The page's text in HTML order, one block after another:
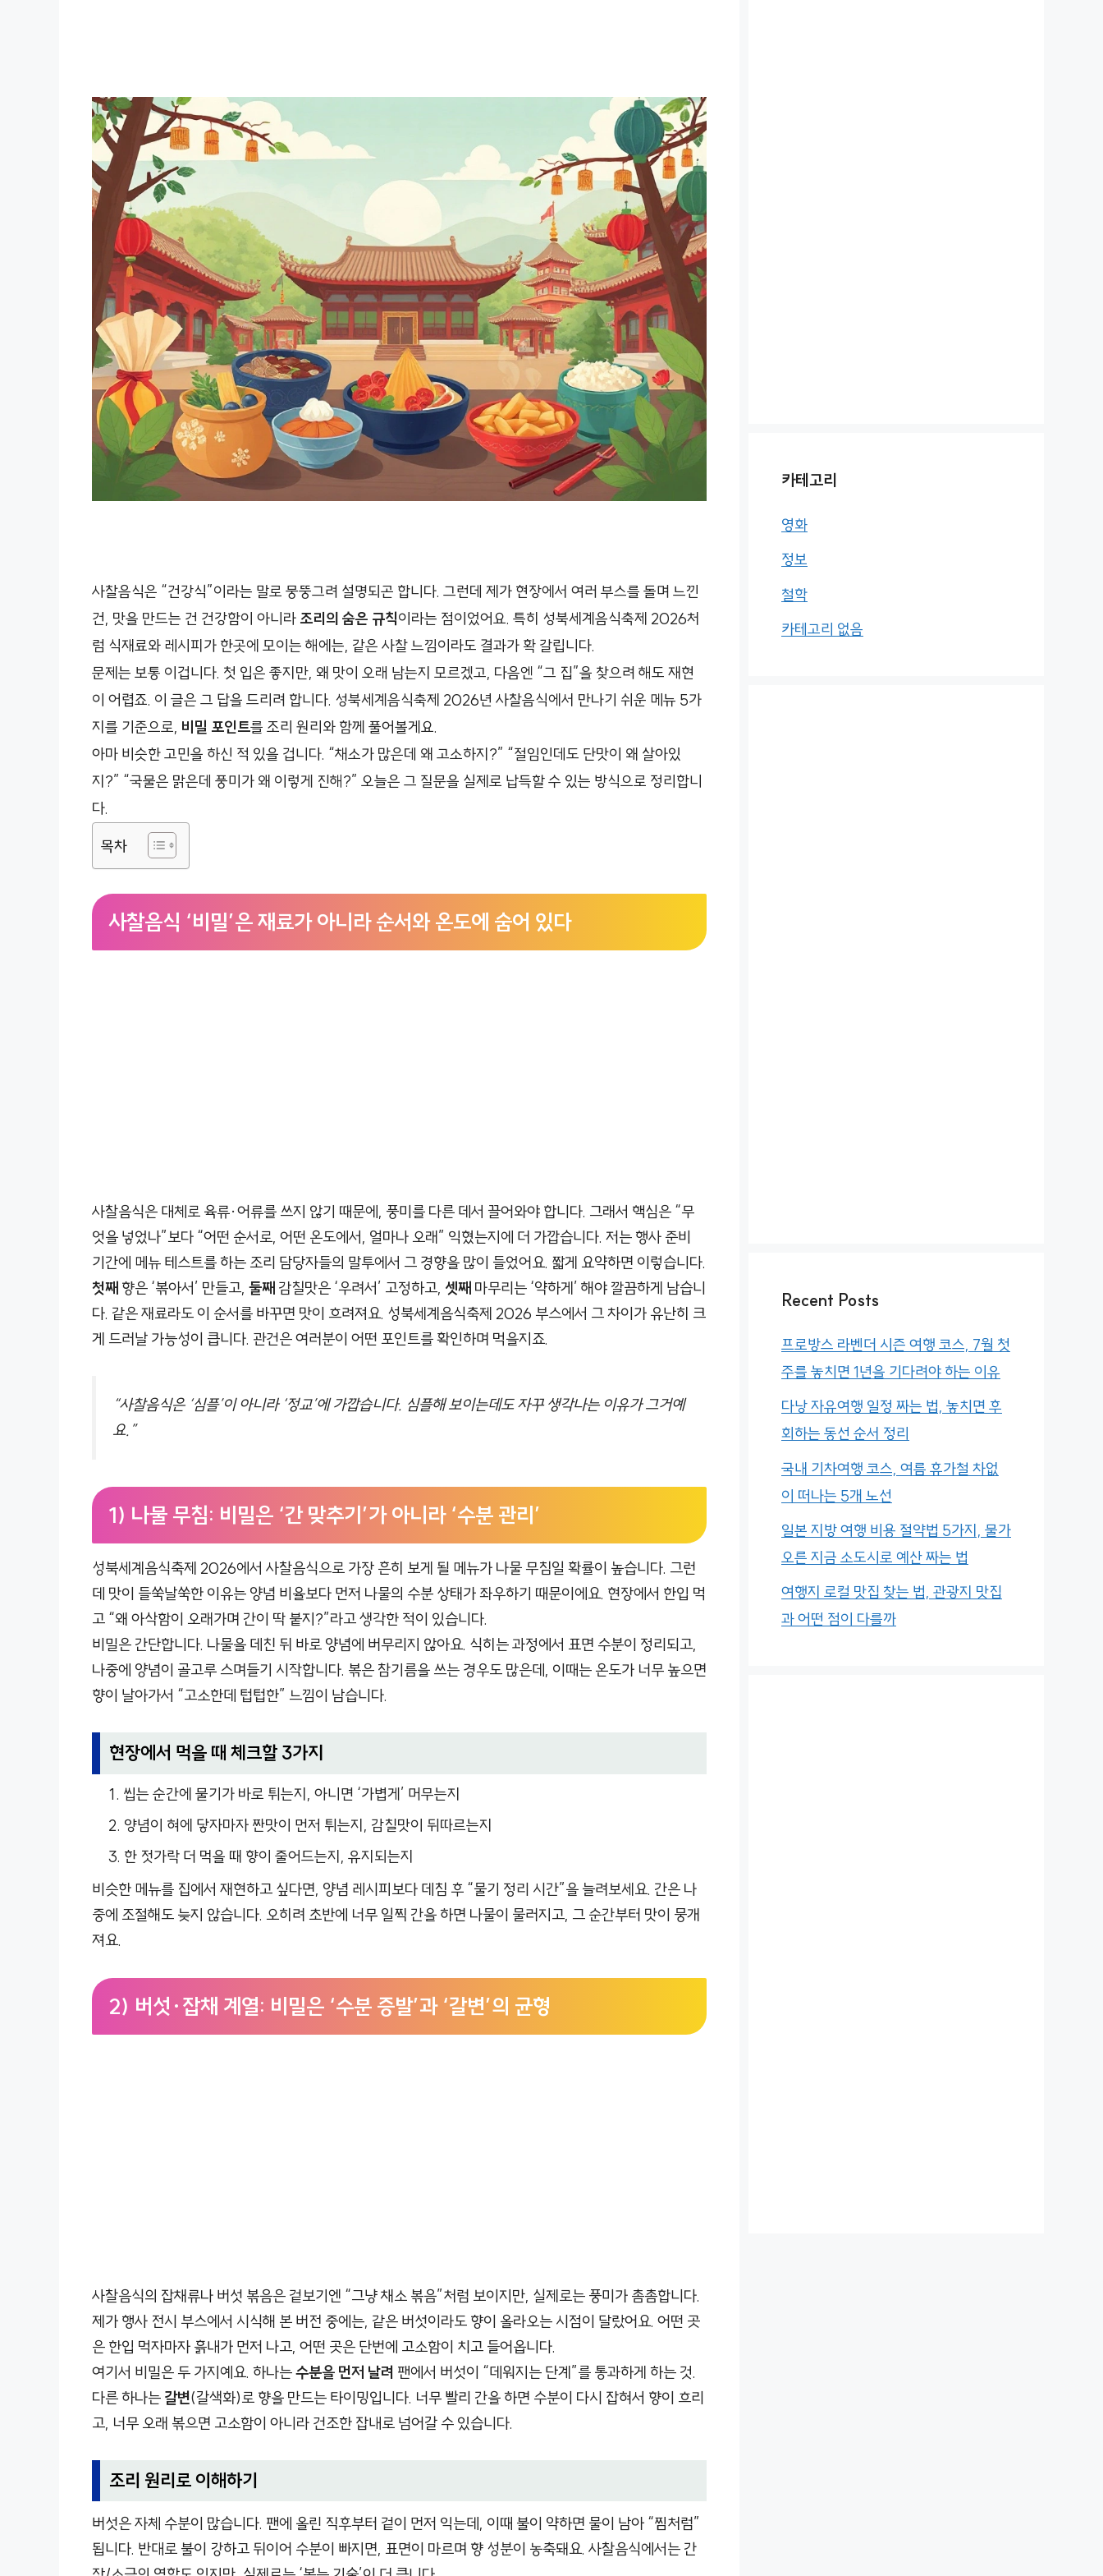
사찰음식은 “건강식”이라는 말로 뭉뚱그려 설명되곤 합니다. 그런데 제가 현장에서 여러 부스를 돌며 느낀
건, 맛을 만드는 건 건강함이 아니라 조리의 숨은 규칙이라는 점이었어요. 특히 성북세계음식축제 2026처
럼 식재료와 레시피가 한곳에 모이는 해에는, 같은 사찰 느낌이라도 결과가 확 갈립니다.
문제는 보통 이겁니다. 첫 입은 좋지만, 왜 맛이 오래 남는지 모르겠고, 다음엔 “그 집”을 찾으려 해도 재현
이 어렵죠. 이 글은 그 답을 드리려 합니다. 성북세계음식축제 2026년 사찰음식에서 만나기 쉬운 메뉴 5가
지를 기준으로, 비밀 포인트를 조리 원리와 함께 풀어볼게요.
아마 비슷한 고민을 하신 적 있을 겁니다. “채소가 많은데 왜 고소하지?” “절임인데도 단맛이 왜 살아있
지?” “국물은 맑은데 풍미가 왜 이렇게 진해?” 오늘은 그 질문을 실제로 납득할 수 있는 방식으로 정리합니
다.
목차
사찰음식 ‘비밀’은 재료가 아니라 순서와 온도에 숨어 있다
사찰음식은 대체로 육류·어류를 쓰지 않기 때문에, 풍미를 다른 데서 끌어와야 합니다. 그래서 핵심은 “무
엇을 넣었나”보다 “어떤 순서로, 어떤 온도에서, 얼마나 오래” 익혔는지에 더 가깝습니다. 저는 행사 준비
기간에 메뉴 테스트를 하는 조리 담당자들의 말투에서 그 경향을 많이 들었어요. 짧게 요약하면 이렇습니다.
첫째 향은 ‘볶아서’ 만들고, 둘째 감칠맛은 ‘우려서’ 고정하고, 셋째 마무리는 ‘약하게’ 해야 깔끔하게 남습니
다. 같은 재료라도 이 순서를 바꾸면 맛이 흐려져요. 성북세계음식축제 2026 부스에서 그 차이가 유난히 크
게 드러날 가능성이 큽니다. 관건은 여러분이 어떤 포인트를 확인하며 먹을지죠.
“사찰음식은 ‘심플’이 아니라 ‘정교’에 가깝습니다. 심플해 보이는데도 자꾸 생각나는 이유가 그거예
요.”
1) 나물 무침: 비밀은 ‘간 맞추기’가 아니라 ‘수분 관리’
성북세계음식축제 2026에서 사찰음식으로 가장 흔히 보게 될 메뉴가 나물 무침일 확률이 높습니다. 그런
데 맛이 들쑥날쑥한 이유는 양념 비율보다 먼저 나물의 수분 상태가 좌우하기 때문이에요. 현장에서 한입 먹
고 “왜 아삭함이 오래가며 간이 딱 붙지?”라고 생각한 적이 있습니다.
비밀은 간단합니다. 나물을 데친 뒤 바로 양념에 버무리지 않아요. 식히는 과정에서 표면 수분이 정리되고,
나중에 양념이 골고루 스며들기 시작합니다. 볶은 참기름을 쓰는 경우도 많은데, 이때는 온도가 너무 높으면
향이 날아가서 “고소한데 텁텁한” 느낌이 남습니다.
현장에서 먹을 때 체크할 3가지
씹는 순간에 물기가 바로 튀는지, 아니면 ‘가볍게’ 머무는지
양념이 혀에 닿자마자 짠맛이 먼저 튀는지, 감칠맛이 뒤따르는지
한 젓가락 더 먹을 때 향이 줄어드는지, 유지되는지
비슷한 메뉴를 집에서 재현하고 싶다면, 양념 레시피보다 데침 후 “물기 정리 시간”을 늘려보세요. 간은 나
중에 조절해도 늦지 않습니다. 오히려 초반에 너무 일찍 간을 하면 나물이 물러지고, 그 순간부터 맛이 뭉개
져요.
2) 버섯·잡채 계열: 비밀은 ‘수분 증발’과 ‘갈변’의 균형
사찰음식의 잡채류나 버섯 볶음은 겉보기엔 “그냥 채소 볶음”처럼 보이지만, 실제로는 풍미가 촘촘합니다.
제가 행사 전시 부스에서 시식해 본 버전 중에는, 같은 버섯이라도 향이 올라오는 시점이 달랐어요. 어떤 곳
은 한입 먹자마자 흙내가 먼저 나고, 어떤 곳은 단번에 고소함이 치고 들어옵니다.
여기서 비밀은 두 가지예요. 하나는수분을 먼저 날려 팬에서 버섯이 “데워지는 단계”를 통과하게 하는 것.
다른 하나는 갈변(갈색화)로 향을 만드는 타이밍입니다. 너무 빨리 간을 하면 수분이 다시 잡혀서 향이 흐리
고, 너무 오래 볶으면 고소함이 아니라 건조한 잡내로 넘어갈 수 있습니다.
조리 원리로 이해하기
버섯은 자체 수분이 많습니다. 팬에 올린 직후부터 겉이 먼저 익는데, 이때 불이 약하면 물이 남아 “찜처럼”
됩니다. 반대로 불이 강하고 뒤이어 수분이 빠지면, 표면이 마르며 향 성분이 농축돼요. 사찰음식에서는 간
카테고리
영화
정보
철학
카테고리 없음
Recent Posts
프로방스 라벤더 시즌 여행 코스, 7월 첫
주를 놓치면 1년을 기다려야 하는 이유
다낭 자유여행 일정 짜는 법, 놓치면 후
회하는 동선 순서 정리
국내 기차여행 코스, 여름 휴가철 차없
이 떠나는 5개 노선
일본 지방 여행 비용 절약법 5가지, 물가
오른 지금 소도시로 예산 짜는 법
여행지 로컬 맛집 찾는 법, 관광지 맛집
과 어떤 점이 다를까